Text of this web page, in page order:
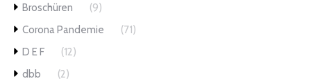
Broschüren
(9)
Corona Pandemie
(71)
D E F
(12)
dbb
(2)